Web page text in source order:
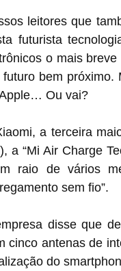
leitores que
futurista
o mais
futuro bem próximo.
Ou vai?
a terceira
a “Mi Air Charge
raio de vários
sem fio”.
disse que
cinco antenas de
do